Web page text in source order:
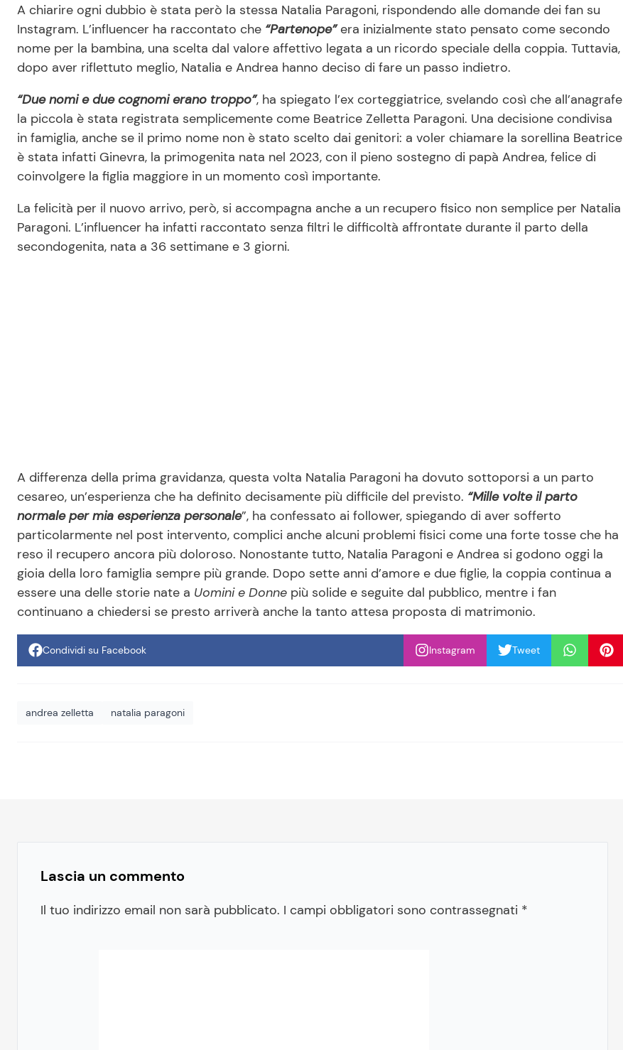
A chiarire ogni dubbio è stata però la stessa Natalia Paragoni, rispondendo alle domande dei fan su
Instagram. L’influencer ha raccontato che “Partenope”era inizialmente stato pensato come secondo
nome per la bambina, una scelta dal valore affettivo legata a un ricordo speciale della coppia. Tuttavia,
dopo aver riflettuto meglio, Natalia e Andrea hanno deciso di fare un passo indietro.
“Due nomi e due cognomi erano troppo”, ha spiegato l’ex corteggiatrice, svelando così che all’anagrafe
la piccola è stata registrata semplicemente come Beatrice Zelletta Paragoni. Una decisione condivisa
in famiglia, anche se il primo nome non è stato scelto dai genitori: a voler chiamare la sorellina Beatrice
è stata infatti Ginevra, la primogenita nata nel 2023, con il pieno sostegno di papà Andrea, felice di
coinvolgere la figlia maggiore in un momento così importante.
La felicità per il nuovo arrivo, però, si accompagna anche a un recupero fisico non semplice per Natalia
Paragoni. L’influencer ha infatti raccontato senza filtri le difficoltà affrontate durante il parto della
secondogenita, nata a 36 settimane e 3 giorni.
A differenza della prima gravidanza, questa volta Natalia Paragoni ha dovuto sottoporsi a un parto
cesareo, un’esperienza che ha definito decisamente più difficile del previsto. “Mille volte il parto
normale per mia esperienza personale”, ha confessato ai follower, spiegando di aver sofferto
particolarmente nel post intervento, complici anche alcuni problemi fisici come una forte tosse che ha
reso il recupero ancora più doloroso. Nonostante tutto, Natalia Paragoni e Andrea si godono oggi la
gioia della loro famiglia sempre più grande. Dopo sette anni d’amore e due figlie, la coppia continua a
essere una delle storie nate a Uomini e Donne più solide e seguite dal pubblico, mentre i fan
continuano a chiedersi se presto arriverà anche la tanto attesa proposta di matrimonio.
Condividi su Facebook Instagram Tweet
andrea zelletta natalia paragoni
Lascia un commento
Il tuo indirizzo email non sarà pubblicato. I campi obbligatori sono contrassegnati *